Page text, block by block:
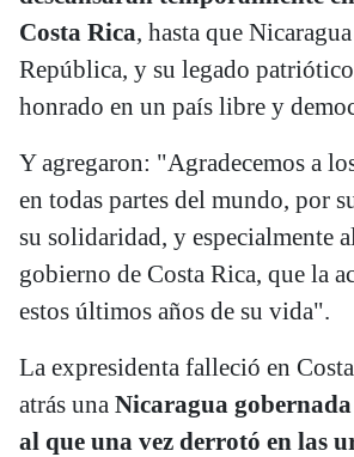
Costa Rica, hasta que
República, y su legado
honrado en un país libre y
Y agregaron: "Agradecemos a
en todas partes del mundo, por
su solidaridad, y especialmente
gobierno de Costa Rica, que la
estos últimos años de su vida".
La expresidenta falleció en
atrás una Nicaragua
al que una vez derrotó en las